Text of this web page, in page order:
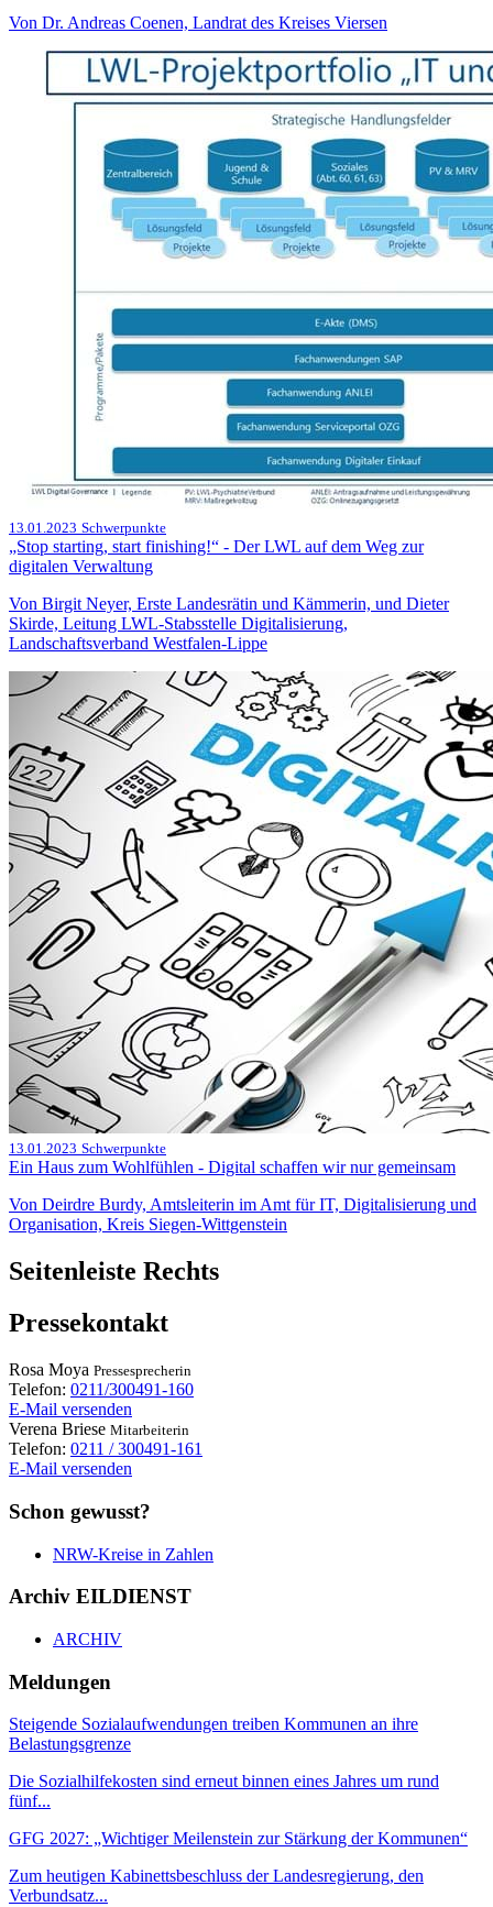
Von Dr. Andreas Coenen, Landrat des Kreises Viersen
13.01.2023 Schwerpunkte
„Stop starting, start finishing!“ - Der LWL auf dem Weg zur
digitalen Verwaltung
Von Birgit Neyer, Erste Landesrätin und Kämmerin, und Dieter
Skirde, Leitung LWL-Stabsstelle Digitalisierung,
Landschaftsverband Westfalen-Lippe
13.01.2023 Schwerpunkte
Ein Haus zum Wohlfühlen - Digital schaffen wir nur gemeinsam
Von Deirdre Burdy, Amtsleiterin im Amt für IT, Digitalisierung und
Organisation, Kreis Siegen-Wittgenstein
Seitenleiste Rechts
Pressekontakt
Rosa Moya Pressesprecherin
Telefon: 0211/300491-160
E-Mail versenden
Verena Briese Mitarbeiterin
Telefon: 0211 / 300491-161
E-Mail versenden
Schon gewusst?
NRW-Kreise in Zahlen
Archiv EILDIENST
ARCHIV
Meldungen
Steigende Sozialaufwendungen treiben Kommunen an ihre
Belastungsgrenze
Die Sozialhilfekosten sind erneut binnen eines Jahres um rund
fünf...
GFG 2027: „Wichtiger Meilenstein zur Stärkung der Kommunen“
Zum heutigen Kabinettsbeschluss der Landesregierung, den
Verbundsatz...